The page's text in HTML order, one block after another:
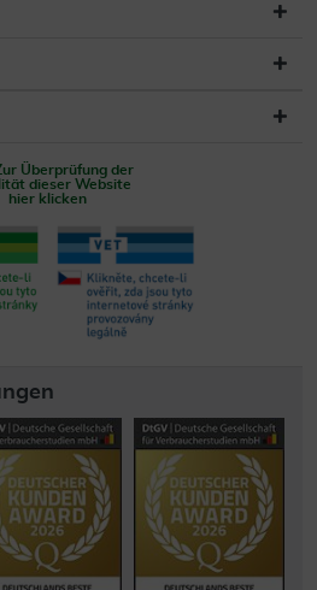
Überprüfung der
dieser Website
hier klicken